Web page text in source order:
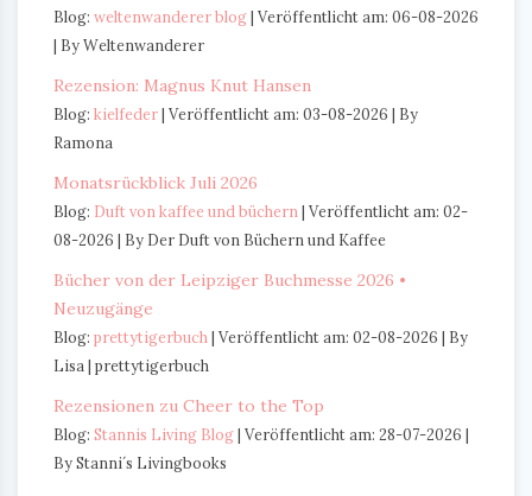
Blog: weltenwanderer blog Veröffentlicht am: 06-08-2026
By Weltenwanderer
Rezension: Magnus Knut Hansen
Blog: kielfeder Veröffentlicht am: 03-08-2026
By
Ramona
Monatsrückblick Juli 2026
Blog: Duft von kaffee und büchern
Veröffentlicht am: 02-
08-2026
By Der Duft von Büchern und Kaffee
Bücher von der Leipziger Buchmesse 2026 •
Neuzugänge
Blog: prettytigerbuch Veröffentlicht am: 02-08-2026
By
Lisa | prettytigerbuch
Rezensionen zu Cheer to the Top
Blog: Stannis Living Blog Veröffentlicht am: 28-07-2026
By Stanni´s Livingbooks